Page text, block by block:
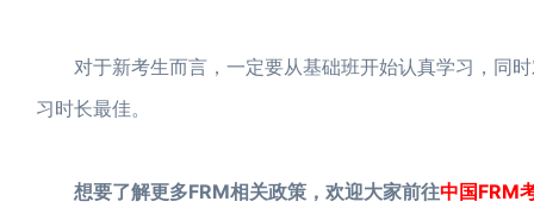
对于新考生而言，一定要从基础班开始认真学习，同时
习时长最佳。
想要了解更多FRM相关政策，欢迎大家前往中国FRM